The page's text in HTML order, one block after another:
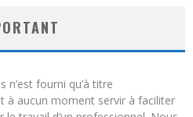
n’est fourni qu’à titre
à aucun moment servir à faciliter